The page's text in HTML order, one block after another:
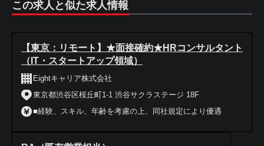
この求人と似た求人情報
【東京：リモート】★面接確約★HRコンサルタント
（IT・スタートアップ領域）
Eightキャリア株式会社
東京都渋谷区桜丘町1-1 渋谷サクラステージ 18F
■経験、スキル、年齢を考慮の上、同社規定により優遇